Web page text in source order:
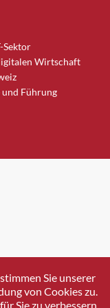
Sektor
Wirtschaft
Führung
Sie unserer
von Cookies zu.
Sie zu verbessern.